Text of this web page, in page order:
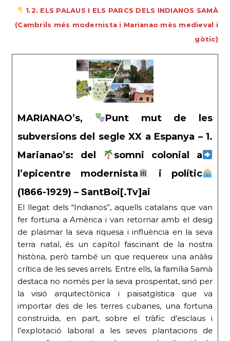
1.2. ELS PALAUS I ELS PARCS DELS INDIANOS SAMÀ
(Cambrils més modernista i Marianao mès medieval i
gòtic)
MARIANAO’s,
Punt mut de les
subversions del segle XX a Espanya – 1.
Marianao’s: del
somni colonial a
l’epicentre modernista
i polític
(1866-1929) – SantBoi[.Tv]ai
El llegat dels “Indianos”, aquells catalans que van
fer fortuna a Amèrica i van retornar amb el desig
de plasmar la seva riquesa i influència en la seva
terra natal, és un capítol fascinant de la nostra
història, però també un que requereix una anàlisi
crítica de les seves arrels. Entre ells, la família Samà
destaca no només per la seva prosperitat, sinó per
la visió arquitectònica i paisatgística que va
importar des de les terres cubanes, una fortuna
construïda, en part, sobre el tràfic d’esclaus i
l’explotació laboral a les seves plantacions de